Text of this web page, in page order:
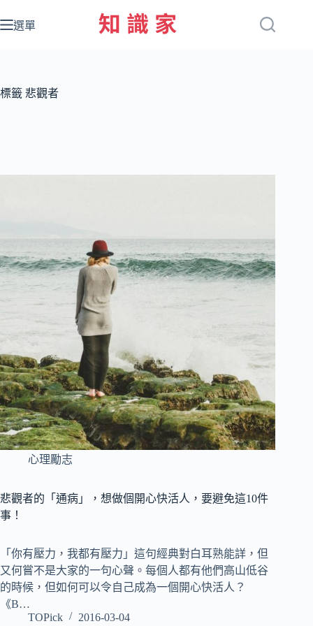
至
容
選單
標籤 悲觀者
心理勵志
悲觀者的「通病」，想做個開心快活人，要避免這10件
事！
「你有壓力，我都有壓力」這句經典對白耳熟能詳，但
又何嘗不是大家的一句心聲。每個人都有他們高山低谷
的時候，但如何可以令自己成為一個開心快活人？
《B…
TOPick
2016-03-04